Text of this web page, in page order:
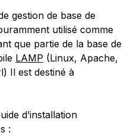
gestion de base de
utilisé comme
que partie de la base de
LAMP (Linux, Apache,
Il est destiné à
d’installation
: